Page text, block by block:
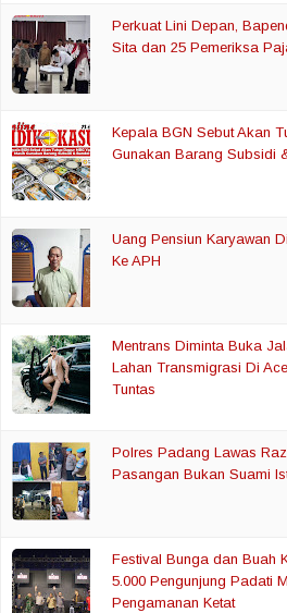
Perkuat Lini Depan,
Sita dan 25 Pemeriksa
Kepala BGN Sebut Akan
Gunakan Barang Subsidi
Uang Pensiun Karyawan
Ke APH
Mentrans Diminta Buka
Lahan Transmigrasi Di
Tuntas
Polres Padang Lawas
Pasangan Bukan Suami
Festival Bunga dan Buah
5.000 Pengunjung Padati
Pengamanan Ketat